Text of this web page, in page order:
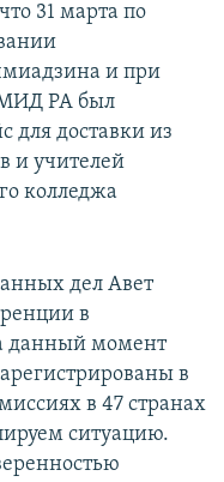
31 марта по
и при
РА был
для доставки из
и учителей
колледжа
дел Авет
в
данный момент
в
в 47 странах
ситуацию.